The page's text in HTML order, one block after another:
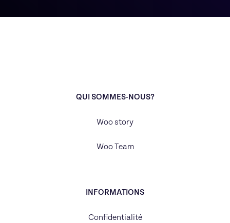
QUI SOMMES-NOUS?
Woo story
Woo Team
INFORMATIONS
Confidentialité